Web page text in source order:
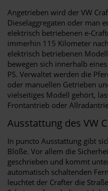
Angetrieben wird der VW
Dieselaggregaten oder man
elektrisch betriebenen e-
immerhin 115 Kilometer
elektrisch betriebenen
bewegen sich innerhalb
PS. Verwaltet werden die
oder manuellen Getrieben
vielseitiges Modell gehört,
Frontantrieb oder
Ausstattung des VW
In puncto Ausstattung gibt
Blöße. Vor allem die
geschrieben und kommt
automatisch schaltenden
leuchtet der Crafter die